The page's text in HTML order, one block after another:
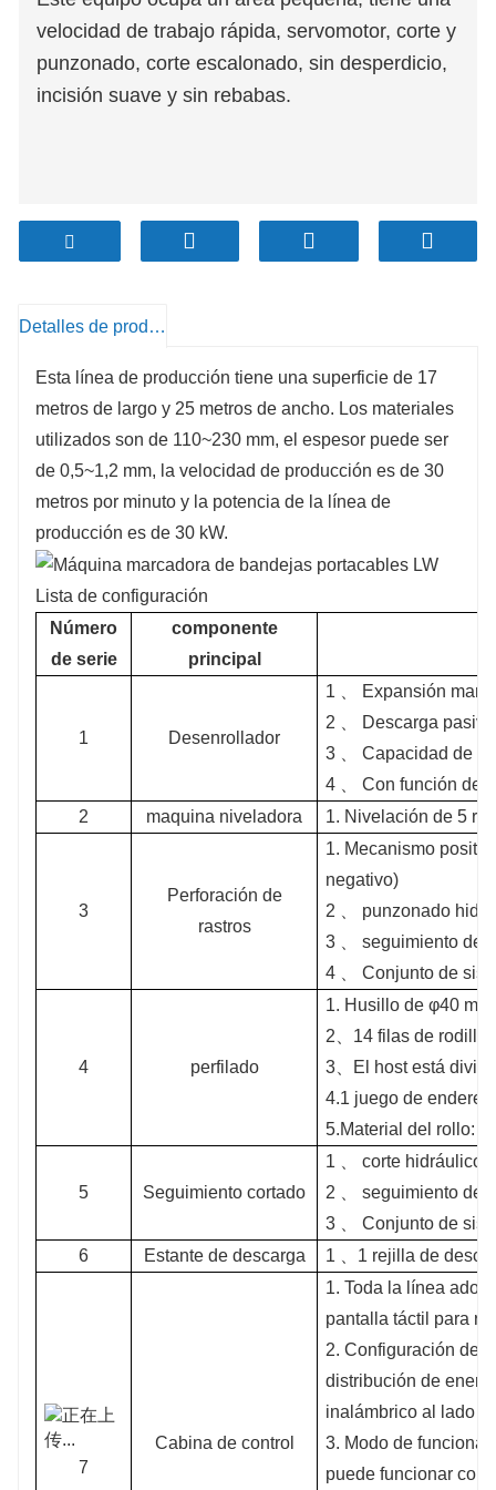
velocidad de trabajo rápida, servomotor, corte y
punzonado, corte escalonado, sin desperdicio,
incisión suave y sin rebabas.
Detalles de producto
Esta línea de producción tiene una superficie de 17
metros de largo y 25 metros de ancho. Los materiales
utilizados son de 110~230 mm, el espesor puede ser
de 0,5~1,2 mm, la velocidad de producción es de 30
metros por minuto y la potencia de la línea de
producción es de 30 kW.
Lista de configuración
Número
de serie
componente
principal
1 Desenrollador
1 、 Expansión
2 、 Descarga pasiva
3 、 Capacidad de
4 、 Con función de
2
maquina niveladora 1. Nivelación de 5
3
Perforación de
rastros
1. Mecanismo
negativo)
2 、 punzonado
3 、 seguimiento de
4 、 Conjunto de
4 perfilado
1. Husillo de φ40
2、14 filas de
3、El host está
4.1 juego de
5.Material del rollo:
5 Seguimiento cortado
1 、 corte hidráulico
2 、 seguimiento de
3 、 Conjunto de
6
Estante de descarga 1 、 1 rejilla de
7
Cabina de control
1. Toda la línea
pantalla táctil para
2. Configuración de
distribución de
inalámbrico al lado
3. Modo de
puede funcionar